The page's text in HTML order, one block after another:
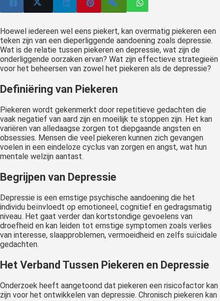
Hoewel iedereen wel eens piekert, kan overmatig piekeren een
teken zijn van een dieperliggende aandoening zoals depressie.
Wat is de relatie tussen piekeren en depressie, wat zijn de
onderliggende oorzaken ervan? Wat zijn effectieve strategieën
voor het beheersen van zowel het piekeren als de depressie?
Definiëring van Piekeren
Piekeren wordt gekenmerkt door repetitieve gedachten die
vaak negatief van aard zijn en moeilijk te stoppen zijn. Het kan
variëren van alledaagse zorgen tot diepgaande angsten en
obsessies. Mensen die veel piekeren kunnen zich gevangen
voelen in een eindeloze cyclus van zorgen en angst, wat hun
mentale welzijn aantast.
Begrijpen van Depressie
Depressie is een ernstige psychische aandoening die het
individu beïnvloedt op emotioneel, cognitief en gedragsmatig
niveau. Het gaat verder dan kortstondige gevoelens van
droefheid en kan leiden tot ernstige symptomen zoals verlies
van interesse, slaapproblemen, vermoeidheid en zelfs suïcidale
gedachten.
Het Verband Tussen Piekeren en Depressie
Onderzoek heeft aangetoond dat piekeren een risicofactor kan
zijn voor het ontwikkelen van depressie. Chronisch piekeren kan